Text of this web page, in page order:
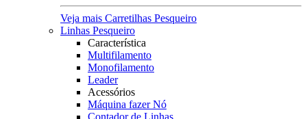
Veja mais Carretilhas Pesqueiro
Linhas Pesqueiro
Característica
Multifilamento
Monofilamento
Leader
Acessórios
Máquina fazer Nó
Contador de Linhas